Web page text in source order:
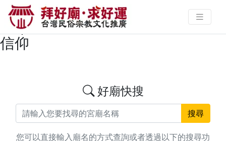
搜尋屏東縣九如鄉保生大帝廟宇資
料 | 拜好廟求好運 找到與您有緣的
信仰
好廟快搜
搜尋
您可以直接輸入廟名的方式查詢或者透過以下的搜尋功